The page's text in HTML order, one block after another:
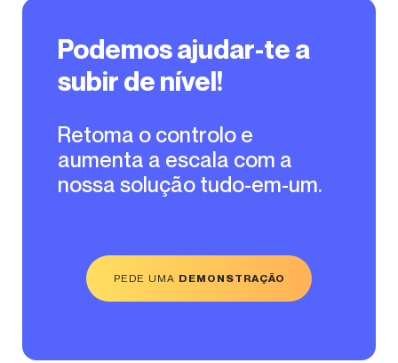
Podemos ajudar-te a
subir de nível!
Retoma o controlo e
aumenta a escala com a
nossa solução tudo-em-um.
PEDE UMA DEMONSTRAÇÃO